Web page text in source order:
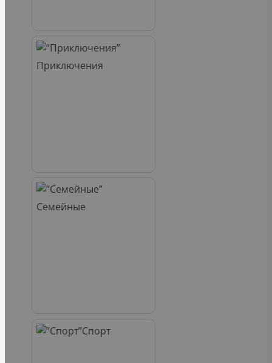
Приключения
Семейные
Спорт